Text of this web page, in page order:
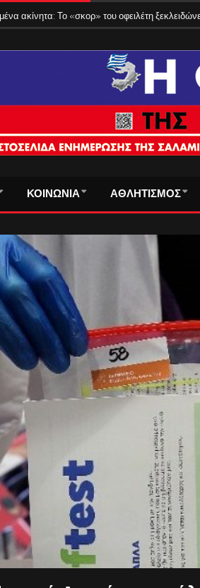
ακίνητα: Το «σκορ» του οφειλέτη
ΚΟΙΝΩΝΙΑ ΑΘΛΗΤΙΣΜΟΣ